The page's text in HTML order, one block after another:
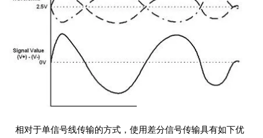
相对于单信号线传输的方式，使用差分信号传输具有如下优